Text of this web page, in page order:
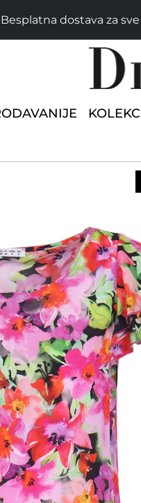
Besplatna dostava za